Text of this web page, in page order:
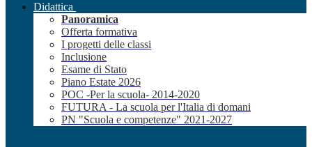
Didattica
Panoramica
Offerta formativa
I progetti delle classi
Inclusione
Esame di Stato
Piano Estate 2026
POC -Per la scuola- 2014-2020
FUTURA - La scuola per l'Italia di domani
PN "Scuola e competenze" 2021-2027